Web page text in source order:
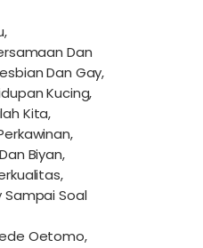
Dan
Dan Gay,
Kucing,
Kita,
Biyan,
Sampai Soal
Oetomo,